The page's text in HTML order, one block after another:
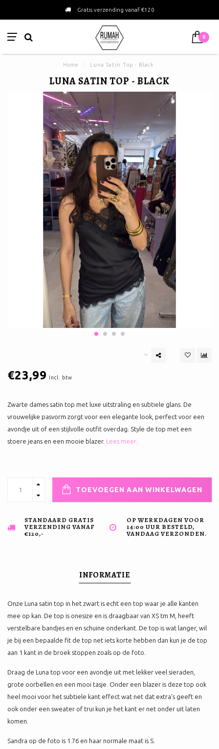
Gratis verzending vanaf €120
0
Home Luna Satin Top - Black
LUNA SATIN TOP - BLACK
€23,99 Incl. btw
Zwarte dames satin top met luxe uitstraling en subtiele glans. De
vrouwelijke pasvorm zorgt voor een elegante look, perfect voor een
avondje uit of een stijlvolle outfit overdag. Style de top met een
stoere jeans en een mooie blazer. Lees meer..
TOEVOEGEN AAN WINKELWAGEN
STANDAARD GRATIS
VERZENDING VANAF
€120,-
OP WERKDAGEN VOOR
14:00 UUR BESTELD,
VANDAAG VERZONDEN.
INFORMATIE
Onze Luna satin top in het zwart is echt een top waar je alle kanten
mee op kan. De top is onesize en is draagbaar van XS tm M, heeft
verstelbare bandjes en en schuine onderkant. De top is wat langer, wil
je bij een bepaalde fit de top net iets korte hebben dan kun je de top
aan 1 kant in de broek stoppen zoals op de foto.
Draag de Luna top voor een avondje uit met lekker veel sieraden,
grote oorbellen en een mooi tasje. Onder een blazer is deze top ook
heel mooi voor het subtiele kant effect wat net dat extra's geeft en
ook onder een sweater of trui kun je het kant er net onder uit laten
komen.
Sandra op de foto is 1.76 en haar normale maat is S.